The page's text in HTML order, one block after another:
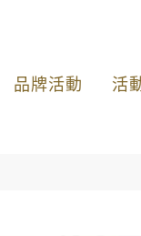
品牌活動 活